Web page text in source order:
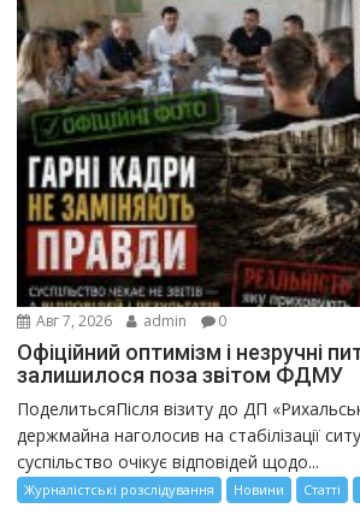
Авг 7, 2026 admin 0
Офіційний оптимізм і незручні
залишилося поза звітом ФДМУ
ПоделитьсяПісля візиту до ДП
держмайна наголосив на стабілізації
суспільство очікує відповідей щодо...
Журналістські розслідування Новини Статті